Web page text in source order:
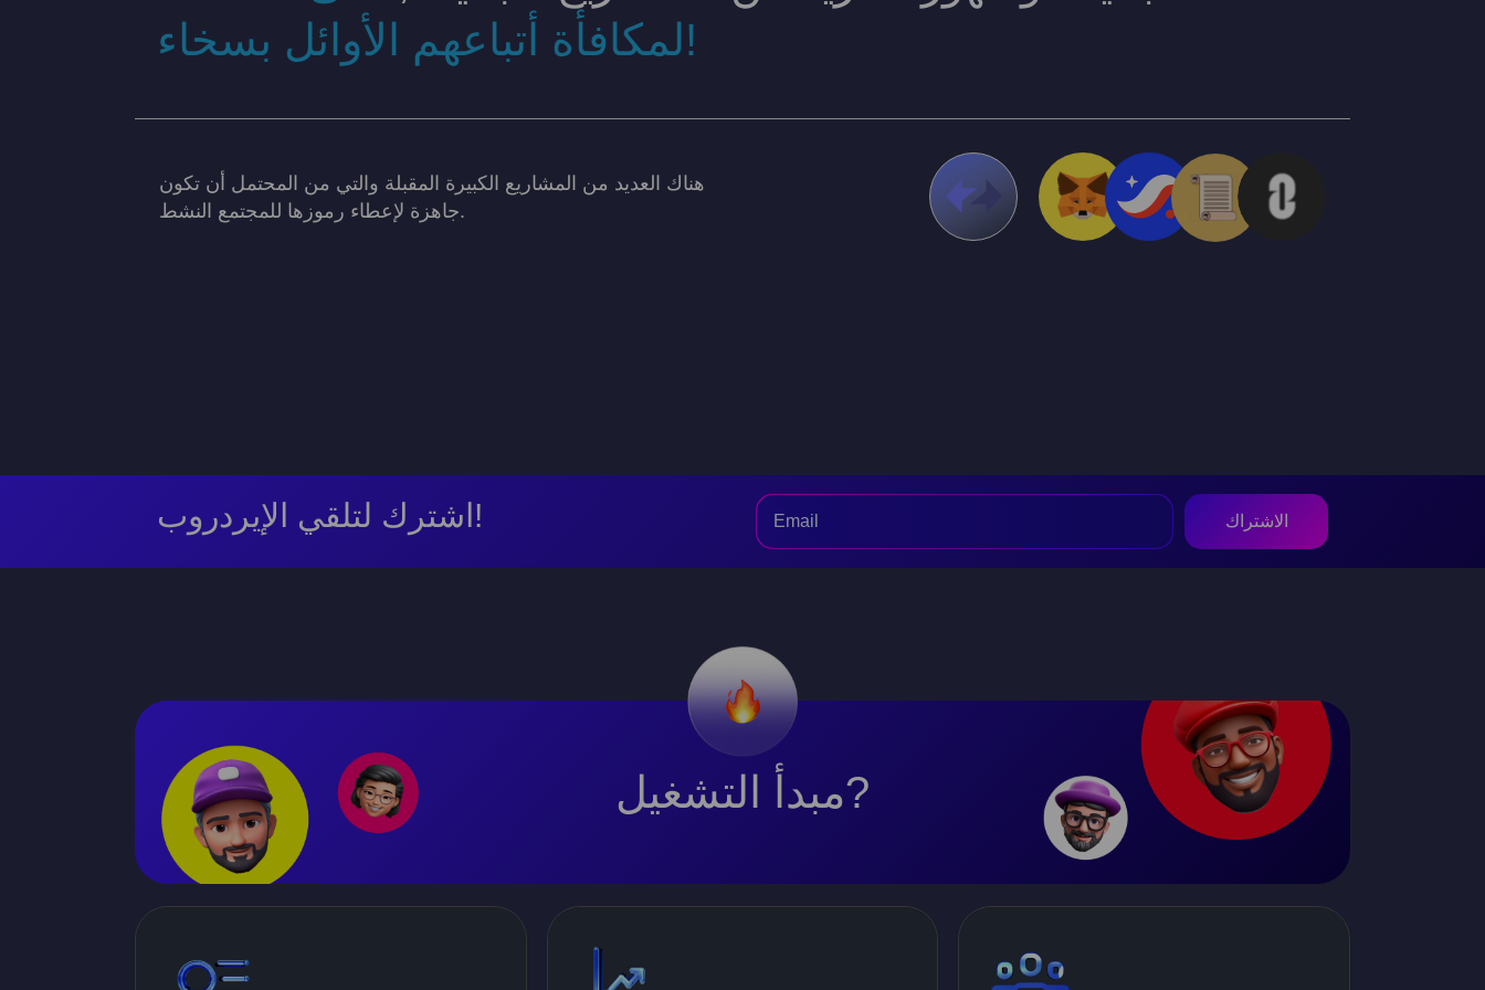
لمكافأة أتباعهم الأوائل بسخاء!
هناك العديد من المشاريع الكبيرة المقبلة والتي من المحتمل أن تكون
جاهزة لإعطاء رموزها للمجتمع النشط.
اشترك لتلقي الإيردروب! الاشتراك
مبدأ التشغيل?